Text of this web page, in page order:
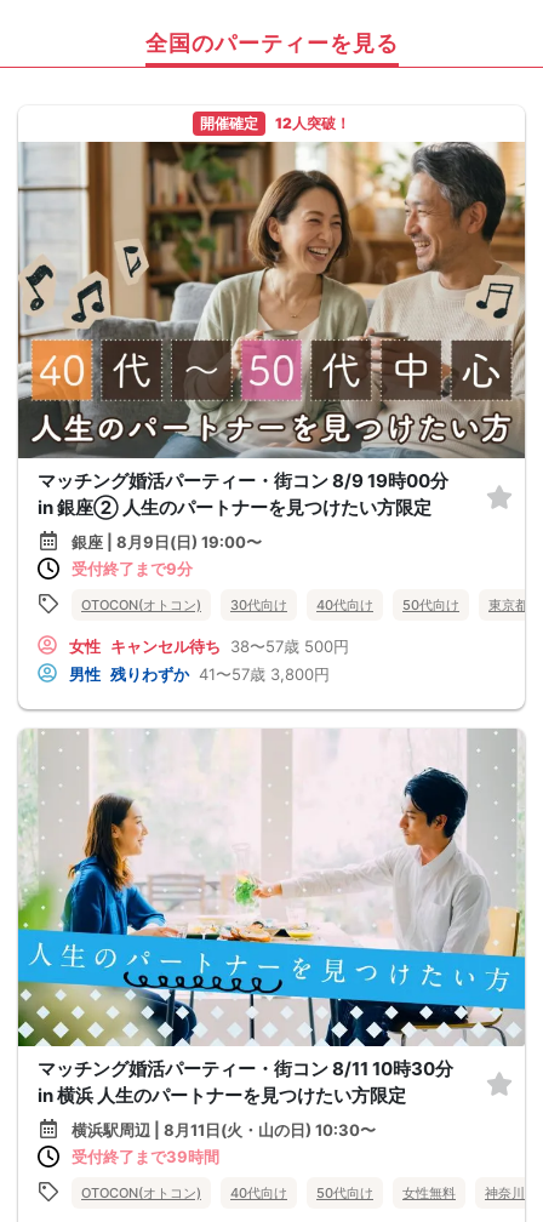
全国のパーティーを見る
開催確定 12人突破！
マッチング婚活パーティー・街コン 8/9 19時00分
in 銀座② 人生のパートナーを見つけたい方限定
銀座 | 8月9日(日) 19:00〜
受付終了まで9分
OTOCON(オトコン) 30代向け 40代向け 50代向け 東京都
女性 キャンセル待ち 38〜57歳 500円
男性 残りわずか 41〜57歳 3,800円
マッチング婚活パーティー・街コン 8/11 10時30分
in 横浜 人生のパートナーを見つけたい方限定
横浜駅周辺 | 8月11日(火・山の日) 10:30〜
受付終了まで39時間
OTOCON(オトコン) 40代向け 50代向け 女性無料 神奈川県